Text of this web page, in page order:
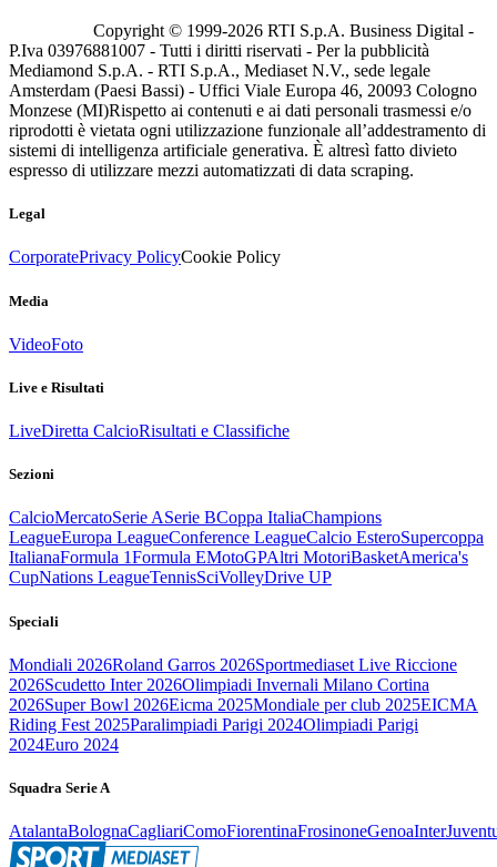
Copyright © 1999-2026 RTI S.p.A. Business Digital -
P.Iva 03976881007 - Tutti i diritti riservati - Per la pubblicità
Mediamond S.p.A. - RTI S.p.A., Mediaset N.V., sede legale
Amsterdam (Paesi Bassi) - Uffici Viale Europa 46, 20093 Cologno
Monzese (MI)Rispetto ai contenuti e ai dati personali trasmessi e/o
riprodotti è vietata ogni utilizzazione funzionale all’addestramento di
sistemi di intelligenza artificiale generativa. È altresì fatto divieto
espresso di utilizzare mezzi automatizzati di data scraping.
Legal
CorporatePrivacy PolicyCookie Policy
Media
VideoFoto
Live e Risultati
LiveDiretta CalcioRisultati e Classifiche
Sezioni
CalcioMercatoSerie ASerie BCoppa ItaliaChampions
LeagueEuropa LeagueConference LeagueCalcio EsteroSupercoppa
ItalianaFormula 1Formula EMotoGPAltri MotoriBasketAmerica's
CupNations LeagueTennisSciVolleyDrive UP
Speciali
Mondiali 2026Roland Garros 2026Sportmediaset Live Riccione
2026Scudetto Inter 2026Olimpiadi Invernali Milano Cortina
2026Super Bowl 2026Eicma 2025Mondiale per club 2025EICMA
Riding Fest 2025Paralimpiadi Parigi 2024Olimpiadi Parigi
2024Euro 2024
Squadra Serie A
AtalantaBolognaCagliariComoFiorentinaFrosinoneGenoaInter